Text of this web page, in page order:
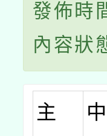
發佈時
內容狀
主